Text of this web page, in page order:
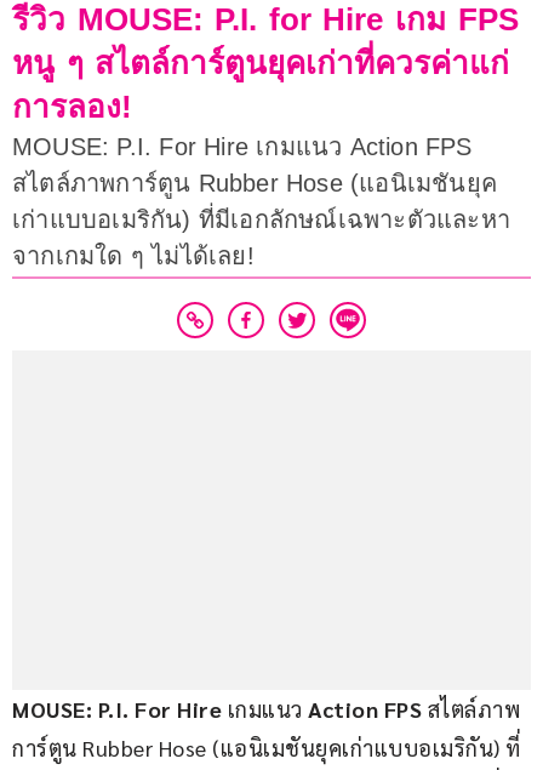
รีวิว MOUSE: P.I. for Hire เกม FPS
หนู ๆ สไตล์การ์ตูนยุคเก่าที่ควรค่าแก่
การลอง!
MOUSE: P.I. For Hire เกมแนว Action FPS
สไตล์ภาพการ์ตูน Rubber Hose (แอนิเมชันยุค
เก่าแบบอเมริกัน) ที่มีเอกลักษณ์เฉพาะตัวและหา
จากเกมใด ๆ ไม่ได้เลย!
MOUSE: P.I. For Hire เกมแนว Action FPS สไตล์ภาพ
การ์ตูน Rubber Hose (แอนิเมชันยุคเก่าแบบอเมริกัน) ที่